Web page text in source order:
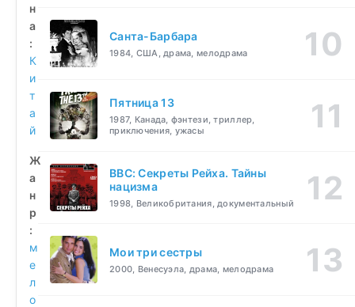
н
а
:
К
и
т
а
й
Ж
а
н
р
:
м
е
л
о
Санта-Барбара
1984, США, драма, мелодрама
Пятница 13
1987, Канада, фэнтези, триллер,
приключения, ужасы
BBC: Секреты Рейха. Тайны
нацизма
1998, Великобритания, документальный
Мои три сестры
2000, Венесуэла, драма, мелодрама